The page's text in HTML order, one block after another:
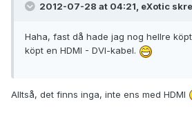
2012-07-28 at 04:21, eXotic
Haha, fast då hade jag nog hellre
köpt en HDMI - DVI-kabel.
Alltså, det finns inga, inte ens med HDMI